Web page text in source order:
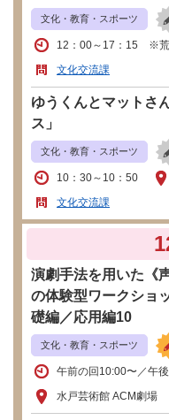
文化・教育・スポーツ
12：00～17：15 ※荒
文化交流課
ゆうくんとマットさ
ス」
文化・教育・スポーツ
10：30～10：50
文化交流課
演劇手法を用いた《
の体験型ワークショ
礎編／応用編10
文化・教育・スポーツ
午前の回10:00〜／午
水戸芸術館 ACM劇場